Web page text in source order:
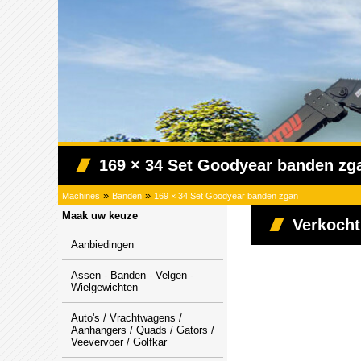
169 × 34 Set Goodyear banden
Machines » Banden » 169 × 34 Set Goodyear banden zgan
Maak uw keuze
Aanbiedingen
Assen - Banden - Velgen -
Wielgewichten
Auto's / Vrachtwagens /
Aanhangers / Quads / Gators /
Veevervoer / Golfkar
Verkocht